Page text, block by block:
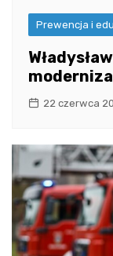
Prewencja i
22 czerwca